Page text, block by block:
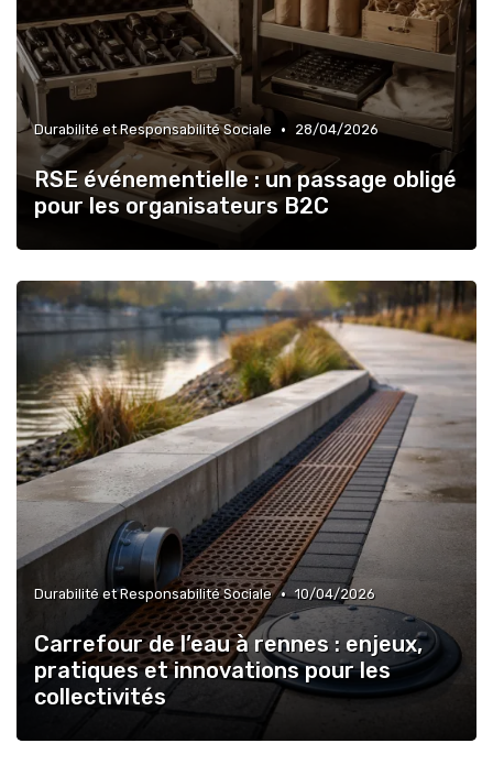
Durabilité et Responsabilité Sociale • 28/04/2026
RSE événementielle : un passage obligé
pour les organisateurs B2C
Durabilité et Responsabilité Sociale • 10/04/2026
Carrefour de l’eau à rennes : enjeux,
pratiques et innovations pour les
collectivités